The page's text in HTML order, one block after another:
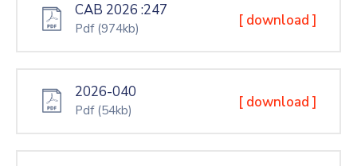
CAB 2026 :247
Pdf (974kb) [ download ]
2026-040
Pdf (54kb) [ download ]